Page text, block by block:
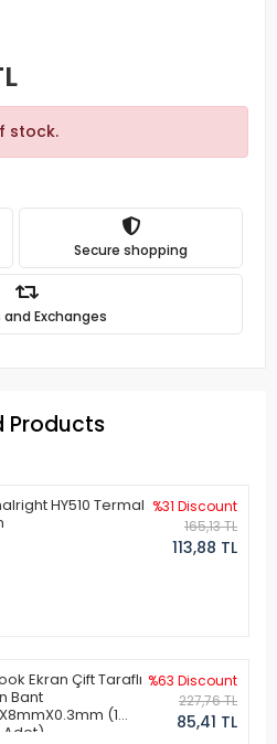
stock.
Secure shopping
Exchanges
Products
HY510 Termal %31 Discount
165,13 TL
113,88 TL
Ekran Çift Taraflı
Bant
(1
Adet)
%63 Discount
227,76 TL
85,41 TL